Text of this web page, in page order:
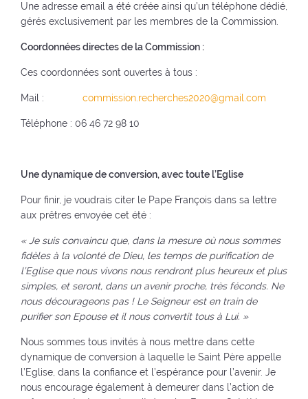
Une adresse email a été créée ainsi qu’un téléphone dédié,
gérés exclusivement par les membres de la Commission.
Coordonnées directes de la Commission :
Ces coordonnées sont ouvertes à tous :
Mail : commission.recherches2020@gmail.com
Téléphone : 06 46 72 98 10
Une dynamique de conversion, avec toute l’Eglise
Pour finir, je voudrais citer le Pape François dans sa lettre
aux prêtres envoyée cet été :
« Je suis convaincu que, dans la mesure où nous sommes
fidèles à la volonté de Dieu, les temps de purification de
l’Eglise que nous vivons nous rendront plus heureux et plus
simples, et seront, dans un avenir proche, très féconds. Ne
nous décourageons pas ! Le Seigneur est en train de
purifier son Epouse et il nous convertit tous à Lui. »
Nous sommes tous invités à nous mettre dans cette
dynamique de conversion à laquelle le Saint Père appelle
l’Eglise, dans la confiance et l’espérance pour l’avenir. Je
nous encourage également à demeurer dans l’action de